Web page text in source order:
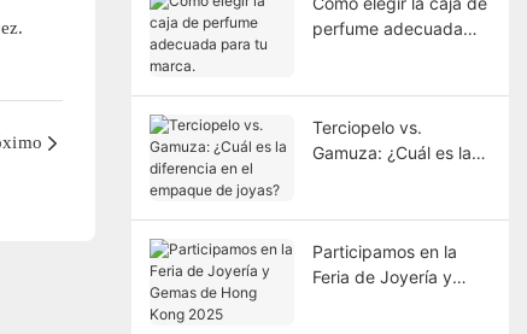
perfume adecuada
Terciopelo vs.
Gamuza: ¿Cuál es la
Participamos en la
Feria de Joyería y